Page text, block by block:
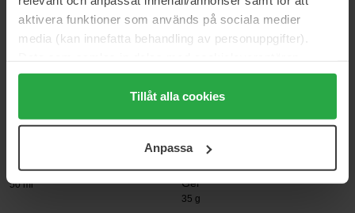
aktivera funktioner som används på sociala medier
media (kan innefatta behandling av personuppgifter).
Genom att trycka på "Tillåt alla cookies" accepterar du
alla cookies, medan du under "Detaljer" kan anpassa
användningen av cookies. Du kan när som helst återkalla
samt vår Integritetspolicy.
Tillåt alla cookies
Anpassa
Klairs Klairs
Fundamental Watery Oil Drop
50 ml
Klairs
Fundamental Eye Awakening
Gel
35 g